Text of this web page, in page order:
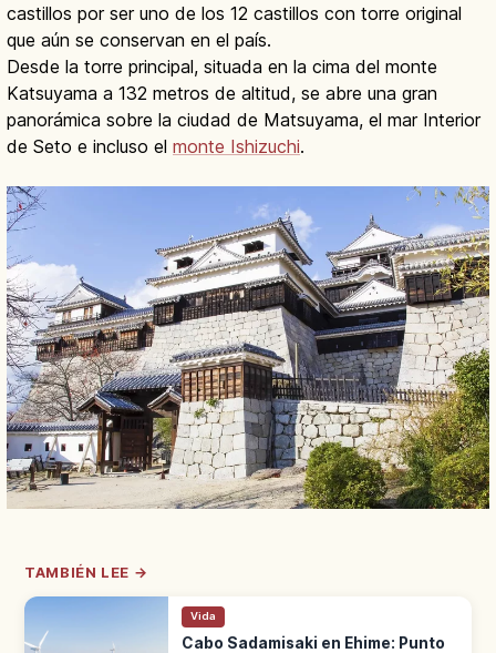
castillos por ser uno de los 12 castillos con torre original
que aún se conservan en el país.
Desde la torre principal, situada en la cima del monte
Katsuyama a 132 metros de altitud, se abre una gran
panorámica sobre la ciudad de Matsuyama, el mar Interior
de Seto e incluso el monte Ishizuchi.
TAMBIÉN LEE →
Vida
Cabo Sadamisaki en Ehime: Punto